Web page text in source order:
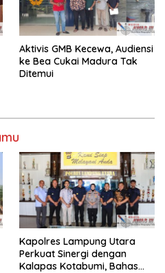
Aktivis GMB Kecewa, Audiensi
ke Bea Cukai Madura Tak
Ditemui
Kapolres Lampung Utara
Perkuat Sinergi dengan
Kalapas Kotabumi, Bahas